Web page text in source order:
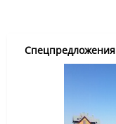
Спецпредложения